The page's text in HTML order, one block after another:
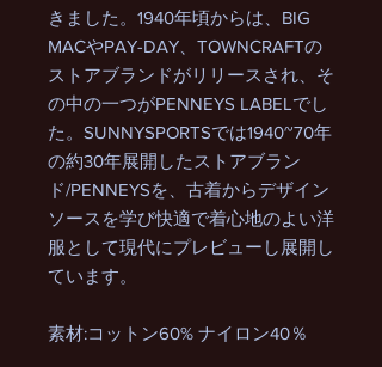
きました。1940年頃からは、BIG
MACやPAY-DAY、TOWNCRAFTの
ストアブランドがリリースされ、そ
の中の一つがPENNEYS LABELでし
た。SUNNYSPORTSでは1940~70年
の約30年展開したストアブラン
ド/PENNEYSを、古着からデザイン
ソースを学び快適で着心地のよい洋
服として現代にプレビューし展開し
ています。
素材:コットン60% ナイロン40％